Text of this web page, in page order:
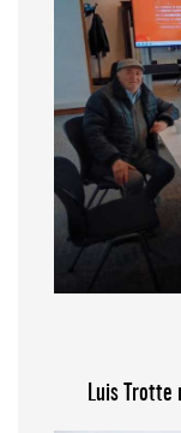
Luis